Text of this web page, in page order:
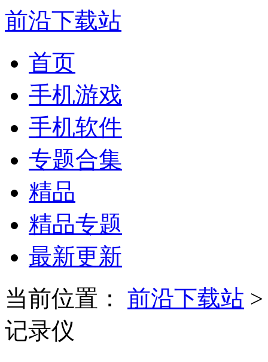
前沿下载站
首页
手机游戏
手机软件
专题合集
精品
精品专题
最新更新
当前位置：
前沿下载站
记录仪